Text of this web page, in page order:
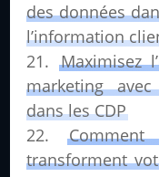
des données
l’information
Maximisez
marketing
dans les CDP
transforment